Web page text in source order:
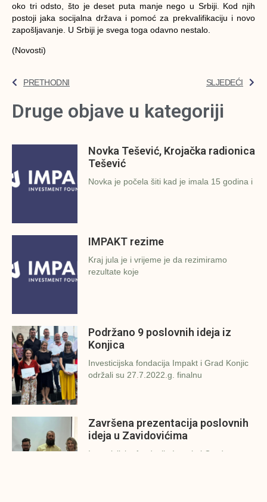
oko tri odsto, što je deset puta manje nego u Srbiji. Kod njih
postoji jaka socijalna država i pomoć za prekvalifikaciju i novo
zapošljavanje. U Srbiji je svega toga odavno nestalo.
(Novosti)
PRETHODNI SLJEDEĆI
Druge objave u kategoriji
Novka Tešević, Krojačka radionica
Tešević
Novka je počela šiti kad je imala 15 godina i
IMPAKT rezime
Kraj jula je i vrijeme je da rezimiramo
rezultate koje
Podržano 9 poslovnih ideja iz
Konjica
Investicijska fondacija Impakt i Grad Konjic
održali su 27.7.2022.g. finalnu
Završena prezentacija poslovnih
ideja u Zavidovićima
Investicijska fondacija Impakt i Grad